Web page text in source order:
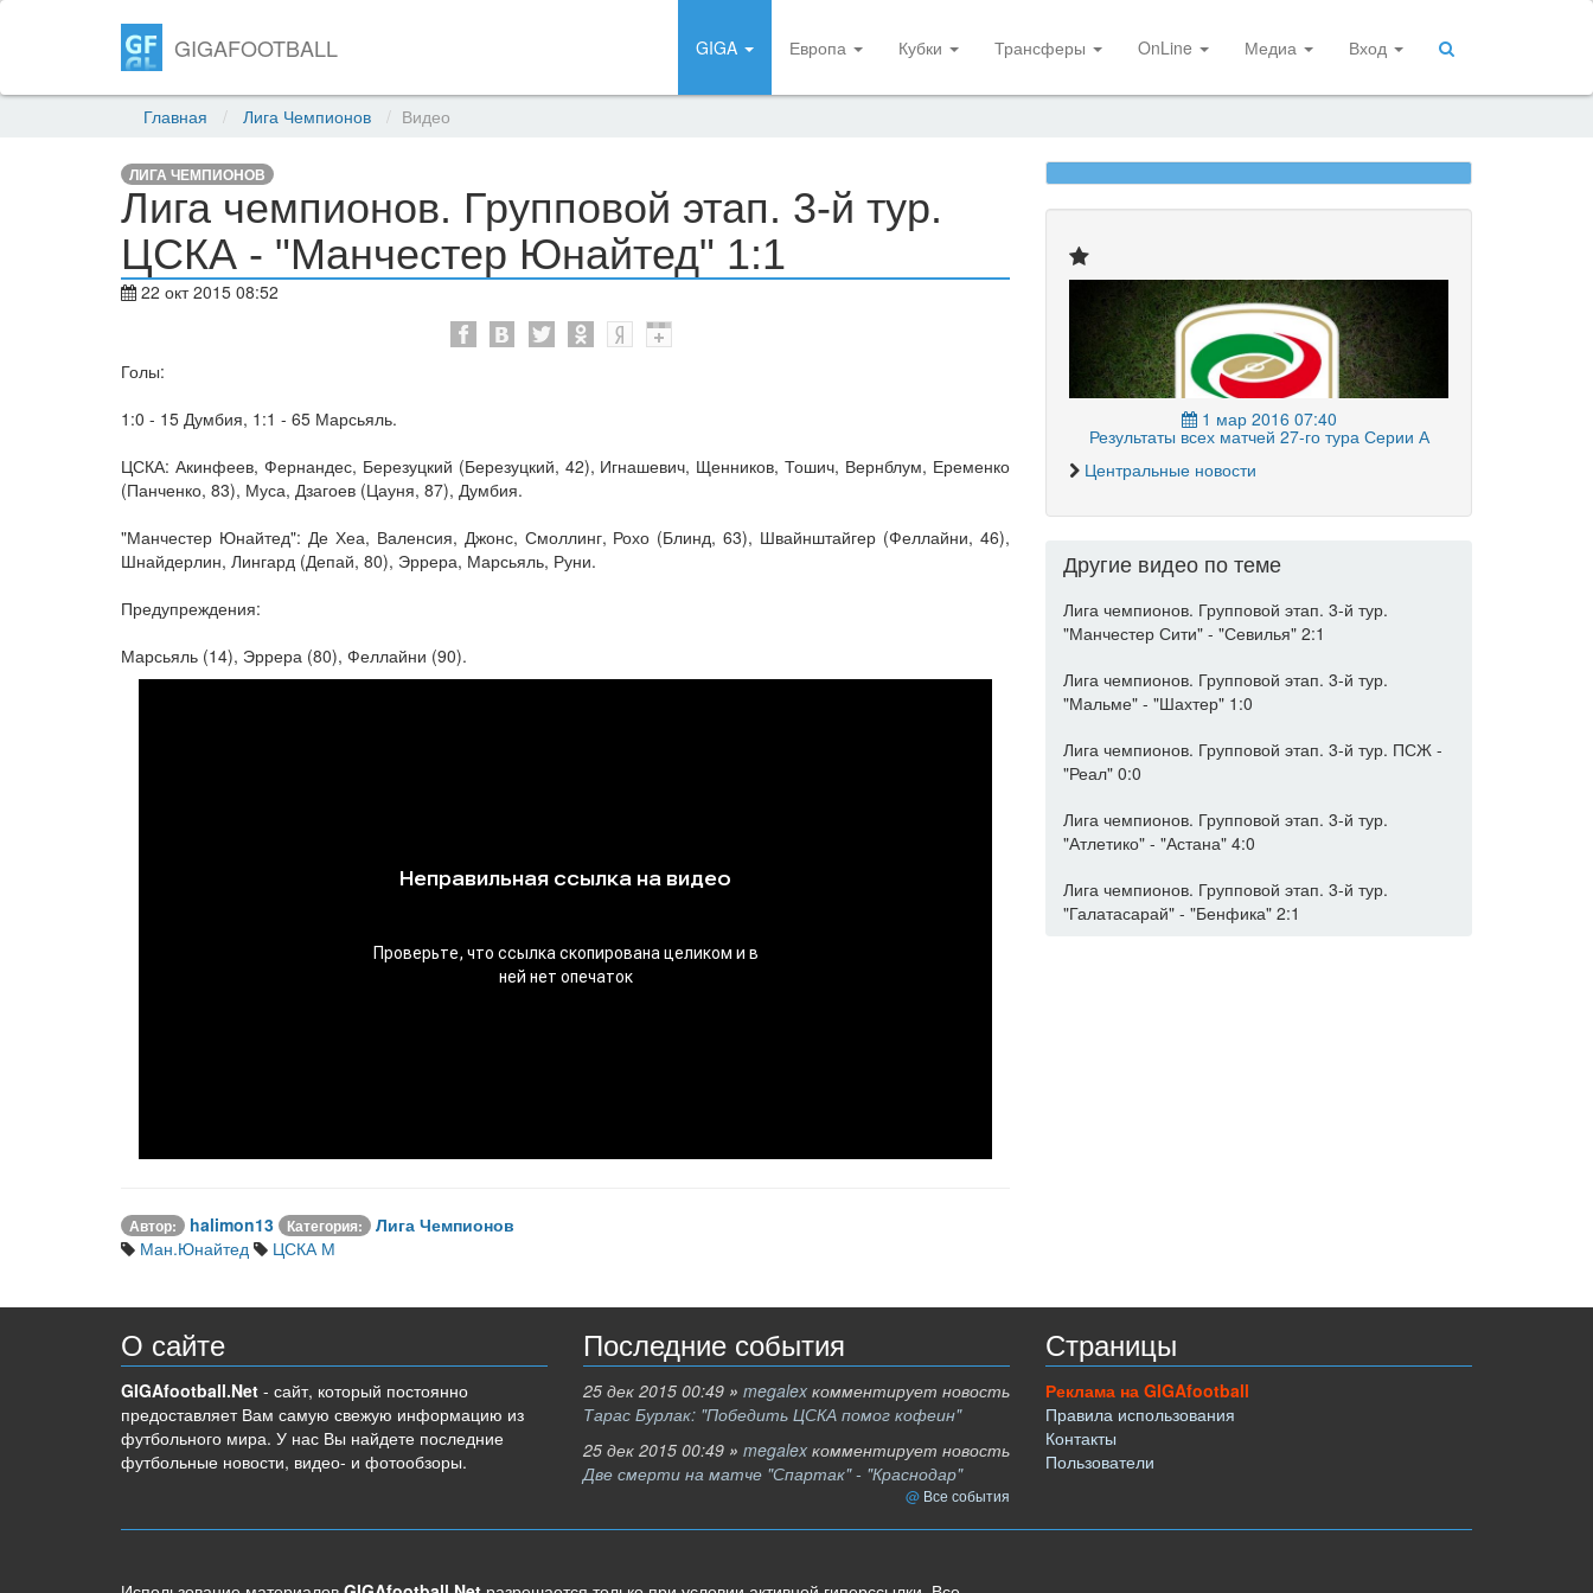
GIGAFOOTBALL GIGA Европа Кубки Трансферы OnLine Медиа Вход
Главная Лига Чемпионов Видео
ЛИГА ЧЕМПИОНОВ
Лига чемпионов. Групповой этап. 3-й тур.
ЦСКА - "Манчестер Юнайтед" 1:1
22 окт 2015 08:52
Голы:
1:0 - 15 Думбия, 1:1 - 65 Марсьяль.
ЦСКА: Акинфеев, Фернандес, Березуцкий (Березуцкий, 42), Игнашевич, Щенников, Тошич, Вернблум, Еременко
(Панченко, 83), Муса, Дзагоев (Цауня, 87), Думбия.
"Манчестер Юнайтед": Де Хеа, Валенсия, Джонс, Смоллинг, Рохо (Блинд, 63), Швайнштайгер (Феллайни, 46),
Шнайдерлин, Лингард (Депай, 80), Эррера, Марсьяль, Руни.
Предупреждения:
Марсьяль (14), Эррера (80), Феллайни (90).
Автор: halimon13 Категория:
Лига Чемпионов
Ман.Юнайтед
ЦСКА М
1 мар 2016 07:40
Результаты всех матчей 27-го тура Серии А
Центральные новости
Другие видео по теме
Лига чемпионов. Групповой этап. 3-й тур.
"Манчестер Сити" - "Севилья" 2:1
Лига чемпионов. Групповой этап. 3-й тур.
"Мальме" - "Шахтер" 1:0
Лига чемпионов. Групповой этап. 3-й тур. ПСЖ -
"Реал" 0:0
Лига чемпионов. Групповой этап. 3-й тур.
"Атлетико" - "Астана" 4:0
Лига чемпионов. Групповой этап. 3-й тур.
"Галатасарай" - "Бенфика" 2:1
О сайте
GIGAfootball.Net - сайт, который постоянно
предоставляет Вам самую свежую информацию из
футбольного мира. У нас Вы найдете последние
футбольные новости, видео- и фотообзоры.
Последние события
25 дек 2015 00:49 » megalex комментирует новость
Тарас Бурлак: "Победить ЦСКА помог кофеин"
25 дек 2015 00:49 » megalex комментирует новость
Две смерти на матче "Спартак" - "Краснодар"
Все события
Страницы
Реклама на GIGAfootball
Правила использования
Контакты
Пользователи